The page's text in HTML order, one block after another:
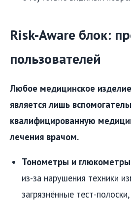
Risk-Aware блок:
пользователей
Любое медицинское
является лишь
квалифицированную
лечения врачом.
Тонометры и
из-за нарушения техники
загрязнённые тест-